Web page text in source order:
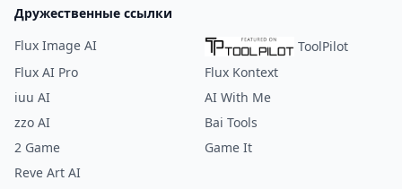
Дружественные ссылки
Flux Image AI
ToolPilot
Flux AI Pro
Flux Kontext
iuu AI
AI With Me
zzo AI
Bai Tools
2 Game
Game It
Reve Art AI